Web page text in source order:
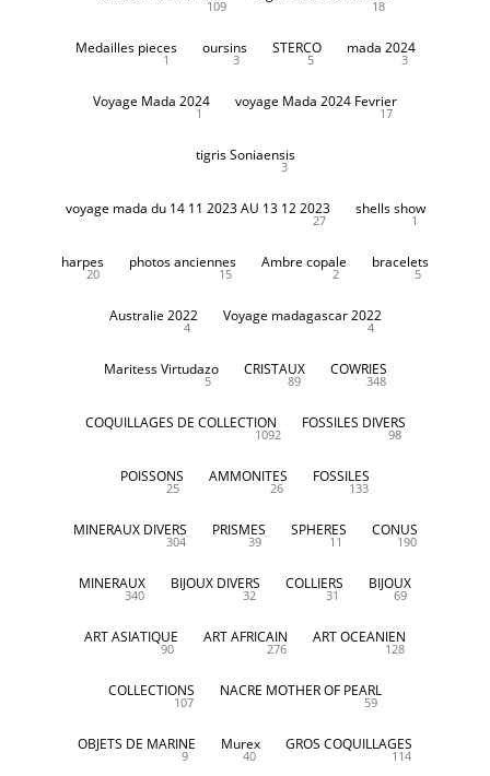
109 18
Medailles pieces
1
oursins
3
STERCO
5
mada 2024
3
Voyage Mada 2024
1
voyage Mada 2024 Fevrier
17
tigris Soniaensis
3
voyage mada du 14 11 2023 AU 13 12 2023
27
shells show
1
harpes
20
photos anciennes
15
Ambre copale
2
bracelets
5
Australie 2022
4
Voyage madagascar 2022
4
Maritess Virtudazo
5
CRISTAUX
89
COWRIES
348
COQUILLAGES DE COLLECTION
1092
FOSSILES DIVERS
98
POISSONS
25
AMMONITES
26
FOSSILES
133
MINERAUX DIVERS
304
PRISMES
39
SPHERES
11
CONUS
190
MINERAUX
340
BIJOUX DIVERS
32
COLLIERS
31
BIJOUX
69
ART ASIATIQUE
90
ART AFRICAIN
276
ART OCEANIEN
128
COLLECTIONS
107
NACRE MOTHER OF PEARL
59
OBJETS DE MARINE
9
Murex
40
GROS COQUILLAGES
114